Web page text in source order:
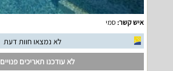
איש קשר:סמי
לא נמצאו חוות דעת
לא עודכנו תאריכים פנויים